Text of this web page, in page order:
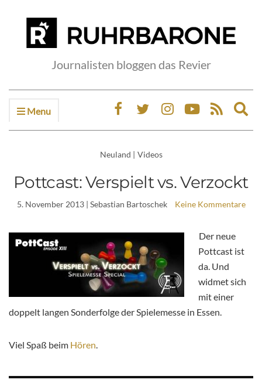
Journalisten bloggen das Revier
Menu
Neuland | Videos
Pottcast: Verspielt vs. Verzockt
5. November 2013| Sebastian Bartoschek Keine Kommentare
Der neue
Pottcast ist
da. Und
widmet sich
mit einer
doppelt langen Sonderfolge der Spielemesse in Essen.
Viel Spaß beim Hören.